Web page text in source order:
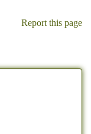
Report this page